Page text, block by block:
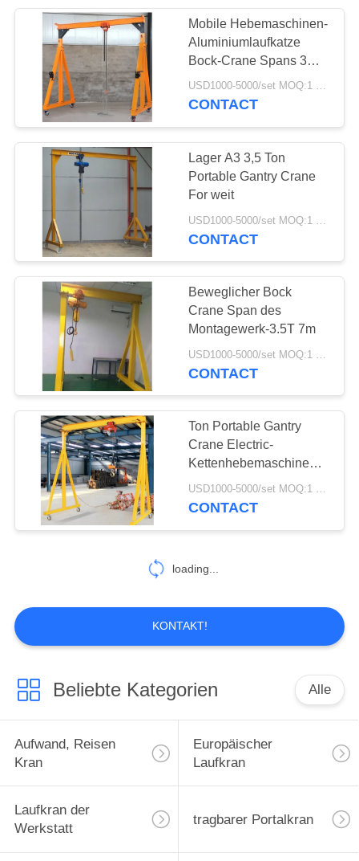
Elektro-Kettenzug
20
Niedrige
Durchfahrtshöhen-
Hebemaschine
25
industrielle
elektrische
Handkurbel
30
Säule angebrachter
58
einzelner
TrägerPortalkran
58
Mobile Hebemaschinen-
Aluminiumlaufkatze
Bock-Crane Spans 3M-
10m
USD1000-5000/set MOQ:1 Satz
CONTACT
Lager A3 3,5 Ton
Portable Gantry Crane
For weit
CONTACT
Beweglicher Bock
Crane Span des
Montagewerk-3.5T 7m
USD1000-5000/set MOQ:1 Satz
CONTACT
Ton Portable Gantry
Crane Electric-
Kettenhebemaschine
des Leichtgewichtler-5
USD1000-5000/set MOQ:1 Satz
CONTACT
loading...
KONTAKT!
Beliebte Kategorien Alle
Aufwand, Reisen
Kran
Europäischer
Laufkran
Laufkran der
Werkstatt
tragbarer Portalkran